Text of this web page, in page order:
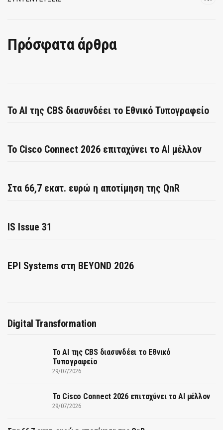
Πρόσφατα άρθρα
Το AI της CBS διασυνδέει το Εθνικό Τυπογραφείο
Το Cisco Connect 2026 επιταχύνει το AI μέλλον
Στα 66,7 εκατ. ευρώ η αποτίμηση της QnR
IS Issue 31
EPI Systems στη BEYOND 2026
Digital Transformation
Το AI της CBS διασυνδέει το Εθνικό
Τυπογραφείο
29/07/2026
Το Cisco Connect 2026 επιταχύνει το AI μέλλον
29/07/2026